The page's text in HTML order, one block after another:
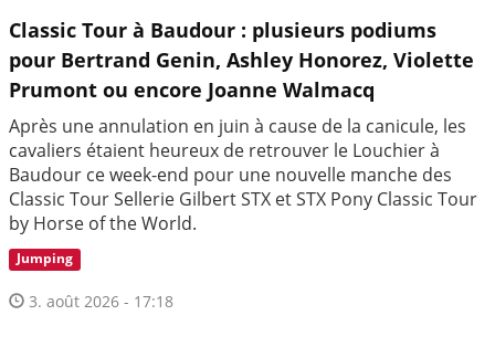
Classic Tour à Baudour : plusieurs podiums
pour Bertrand Genin, Ashley Honorez, Violette
Prumont ou encore Joanne Walmacq
Après une annulation en juin à cause de la canicule, les
cavaliers étaient heureux de retrouver le Louchier à
Baudour ce week-end pour une nouvelle manche des
Classic Tour Sellerie Gilbert STX et STX Pony Classic Tour
by Horse of the World.
Jumping
3. août 2026 - 17:18